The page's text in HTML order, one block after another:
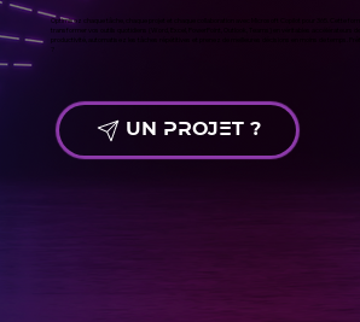
Optimisez chaque tâche, chaque projet et chaque collaboration avec Microsoft Copilot pour 365. Cette
transformer vos outils quotidiens (Word, Excel, PowerPoint, Outlook, Teams) en véritables accélérateurs
productivité, automatisez les tâches répétitives et prenez de meilleures décisions en moins de temps.
UN PROJET ?